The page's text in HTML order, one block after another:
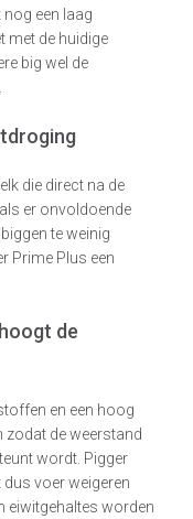
een laag
met de huidige
big wel de
die direct na de
er onvoldoende
te weinig
Prime Plus een
de
en een hoog
zodat de weerstand
wordt. Pigger
voer weigeren
eiwitgehaltes worden